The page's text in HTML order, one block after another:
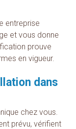
entreprise
et vous donne
prouve
en vigueur.
dans
chez vous.
prévu, vérifient